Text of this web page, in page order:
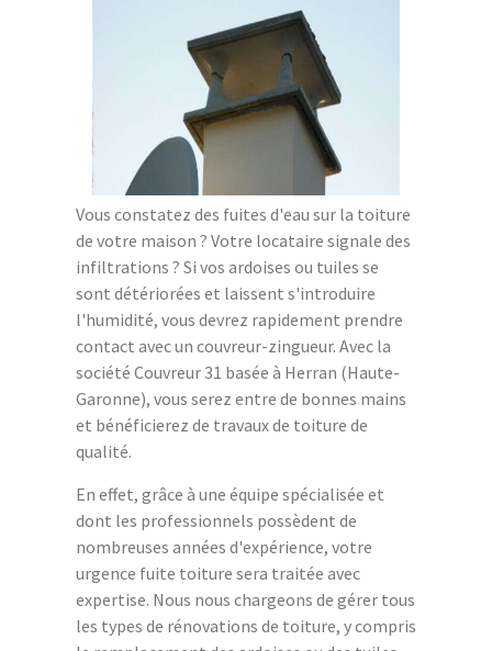
Vous constatez des fuites d'eau sur la toiture
de votre maison ? Votre locataire signale des
infiltrations ? Si vos ardoises ou tuiles se
sont détériorées et laissent s'introduire
l'humidité, vous devrez rapidement prendre
contact avec un couvreur-zingueur. Avec la
société Couvreur 31 basée à Herran (Haute-
Garonne), vous serez entre de bonnes mains
et bénéficierez de travaux de toiture de
qualité.
En effet, grâce à une équipe spécialisée et
dont les professionnels possèdent de
nombreuses années d'expérience, votre
urgence fuite toiture sera traitée avec
expertise. Nous nous chargeons de gérer tous
les types de rénovations de toiture, y compris